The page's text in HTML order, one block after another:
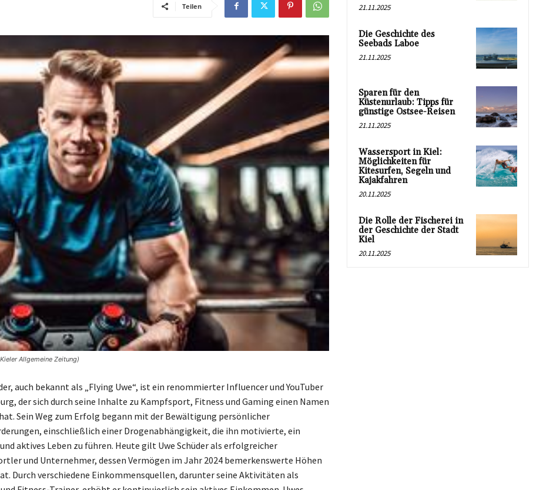
Teilen
Allgemeine Zeitung)
auch bekannt als „Flying Uwe“, ist ein renommierter Influencer und YouTuber
der sich durch seine Inhalte zu Kampfsport, Fitness und Gaming einen Namen
Sein Weg zum Erfolg begann mit der Bewältigung persönlicher
einschließlich einer Drogenabhängigkeit, die ihn motivierte, ein
aktives Leben zu führen. Heute gilt Uwe Schüder als erfolgreicher
und Unternehmer, dessen Vermögen im Jahr 2024 bemerkenswerte Höhen
Durch verschiedene Einkommensquellen, darunter seine Aktivitäten als
21.11.2025
Die Geschichte des
Seebads Laboe
21.11.2025
Sparen für den
Küstenurlaub: Tipps für
günstige Ostsee-Reisen
21.11.2025
Wassersport in Kiel:
Möglichkeiten für
Kitesurfen, Segeln und
Kajakfahren
20.11.2025
Die Rolle der Fischerei in
der Geschichte der Stadt
Kiel
20.11.2025